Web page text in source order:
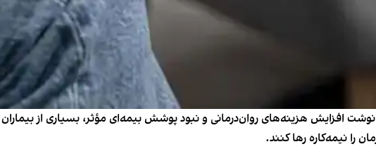
افزایش هزینه‌های روان‌درمانی و نبود پوشش بیمه‌ای مؤثر، بسیاری از
را نیمه‌کاره رها کنند.